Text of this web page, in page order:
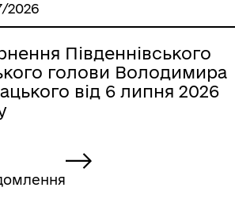
2026
Південнівського
голови Володимира
від 6 липня 2026